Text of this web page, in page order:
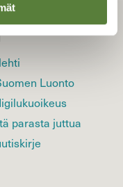
Luonto
parasta juttua